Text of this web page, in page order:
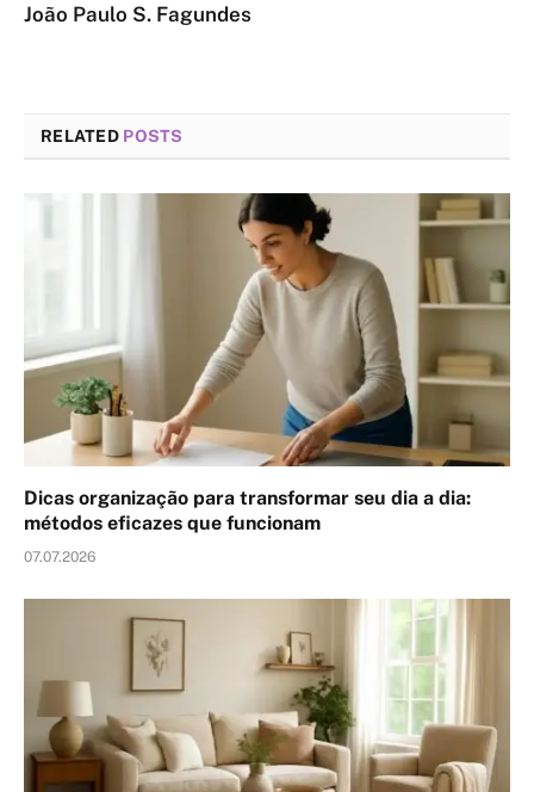
João Paulo S. Fagundes
RELATED POSTS
Dicas organização para transformar seu dia a dia:
métodos eficazes que funcionam
07.07.2026